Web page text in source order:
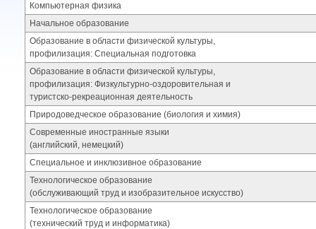
Компьютерная физика
Начальное образование
Образование в области физической культуры,
профилизация: Специальная подготовка
Образование в области физической культуры,
профилизация: Физкультурно-оздоровительная и
туристско-рекреационная деятельность
Природоведческое образование (биология и химия)
Современные иностранные языки
(английский, немецкий)
Специальное и инклюзивное образование
Технологическое образование
(обслуживающий труд и изобразительное искусство)
Технологическое образование
(технический труд и информатика)